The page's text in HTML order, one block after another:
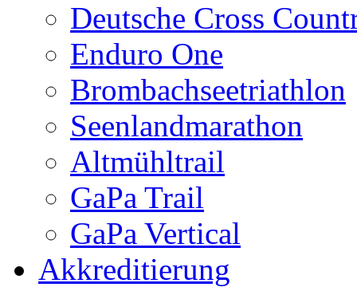
Deutsche Cross
Enduro One
Brombachseetriathlon
Seenlandmarathon
Altmühltrail
GaPa Trail
GaPa Vertical
Akkreditierung